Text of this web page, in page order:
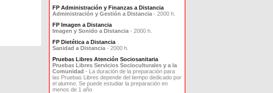
FP Administración y Finanzas a Distancia
Administración y Gestión a Distancia - 2000 h.
FP Imagen a Distancia
Imagen y Sonido a Distancia - 2000 h.
FP Dietética a Distancia
Sanidad a Distancia - 2000 h.
Pruebas Libres Atención Sociosanitaria
Pruebas Libres Servicios Socioculturales y a la
Comunidad - La duración de la preparación para
las Pruebas Libres depende del tiempo dedicado por
el alumno. Se puede estudiar la preparación en
menos de 1 año